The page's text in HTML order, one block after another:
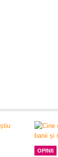
OPINII